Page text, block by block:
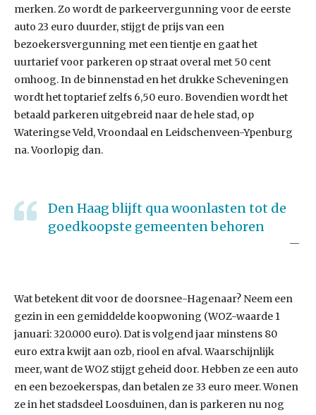
merken. Zo wordt de parkeervergunning voor de eerste
auto 23 euro duurder, stijgt de prijs van een
bezoekersvergunning met een tientje en gaat het
uurtarief voor parkeren op straat overal met 50 cent
omhoog. In de binnenstad en het drukke Scheveningen
wordt het toptarief zelfs 6,50 euro. Bovendien wordt het
betaald parkeren uitgebreid naar de hele stad, op
Wateringse Veld, Vroondaal en Leidschenveen-Ypenburg
na. Voorlopig dan.
Den Haag blijft qua woonlasten tot de
goedkoopste gemeenten behoren
Wat betekent dit voor de doorsnee-Hagenaar? Neem een
gezin in een gemiddelde koopwoning (WOZ-waarde 1
januari: 320.000 euro). Dat is volgend jaar minstens 80
euro extra kwijt aan ozb, riool en afval. Waarschijnlijk
meer, want de WOZ stijgt geheid door. Hebben ze een auto
en een bezoekerspas, dan betalen ze 33 euro meer. Wonen
ze in het stadsdeel Loosduinen, dan is parkeren nu nog